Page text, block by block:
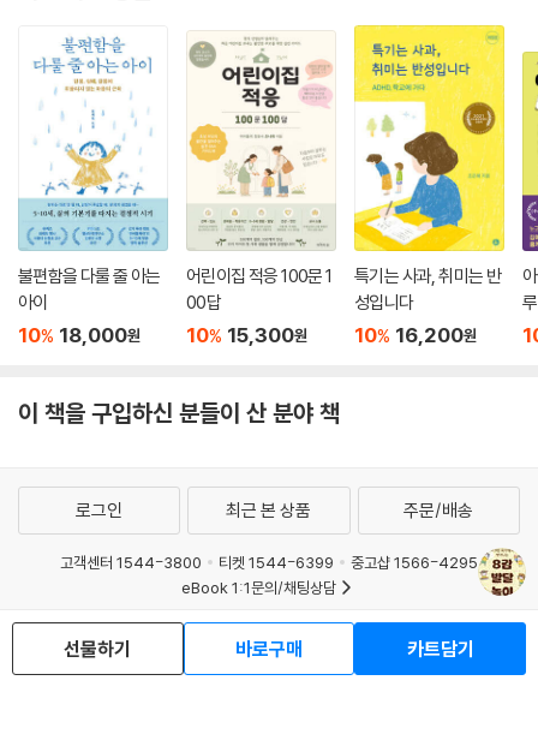
불편함을 다룰 줄 아는
아이
10% 18,000원
어린이집 적응 100문 1
00답
10% 15,300원
특기는 사과, 취미는 반
성입니다
10% 16,200원
이 책을 구입하신 분들이 산 분야 책
선물하기 바로구매 카트담기
로그인 최근 본 상품 주문/배송
고객센터 1544-3800 티켓 1544-6399
중고샵 1566-4295
eBook 1:1문의/채팅상담
예스이십사(주) 사업자 정보
이용약관
개인정보처리방침
청소년보호정책